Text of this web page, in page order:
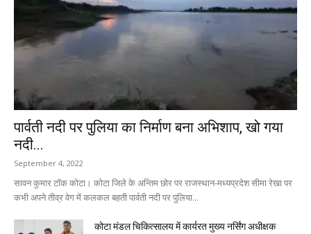
पार्वती नदी पर पुलिया का निर्माण बना अभिशाप, खो गया
नदी...
September 4, 2022
सावन कुमार टॉक कोटा। कोटा जिले के अन्तिम छोर पर राजस्थान-मध्यप्रदेश सीमा रेखा पर
कभी अपने तीव्र वेग में कलकल बहती पार्वती नदी पर पुलिया...
कोटा मंडल चिकित्सालय में कार्यरत मुख्य नर्सिंग अधीक्षक